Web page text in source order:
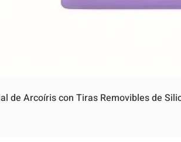
de Arcoíris con Tiras Removibles de